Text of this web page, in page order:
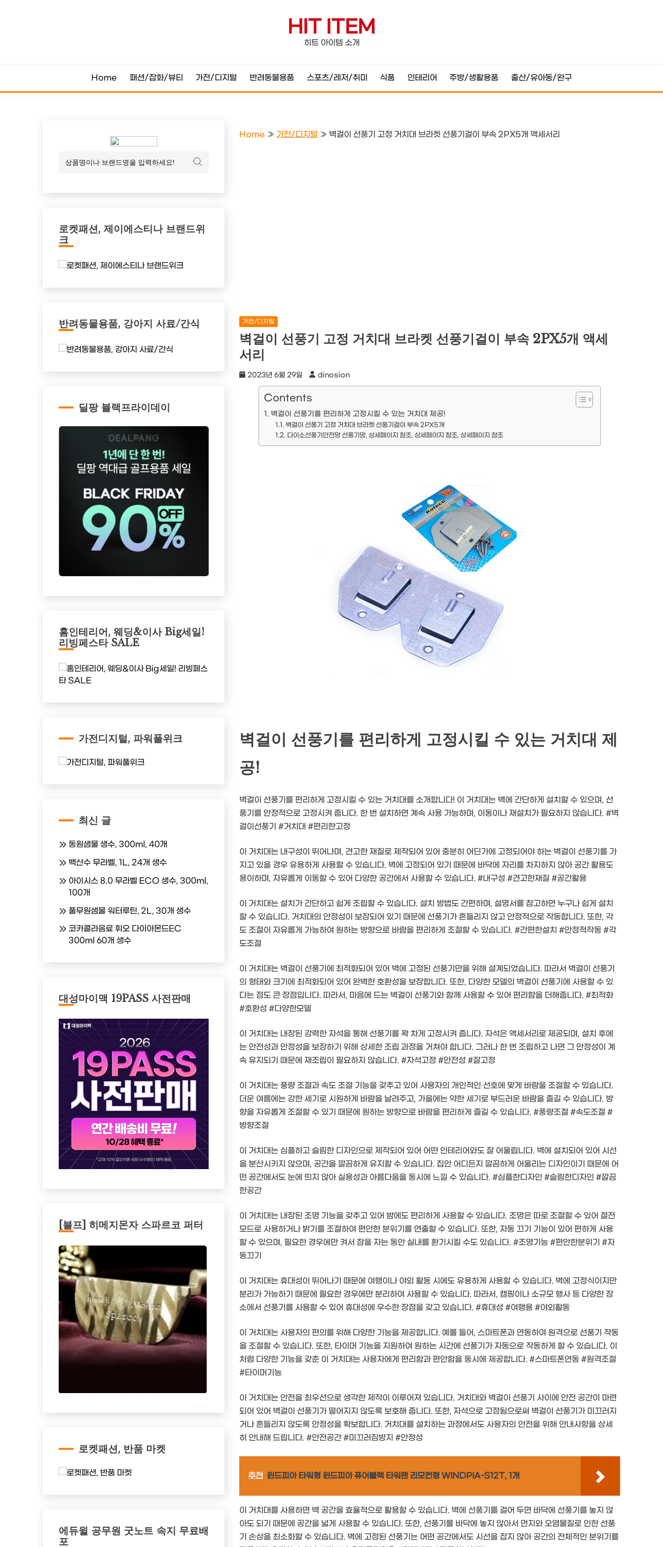
HIT ITEM
히트 아이템 소개
Home 패션/잡화/뷰티 가전/디지털 반려동물용품 스포츠/레저/취미 식품 인테리어 주방/생활용품 출산/유아동/완구
Home » 가전/디지털 » 벽걸이 선풍기 고정 거치대 브라켓 선풍기걸이 부속 2PX5개 액세서리
가전/디지털
벽걸이 선풍기 고정 거치대 브라켓 선풍기걸이 부속 2PX5개 액세
서리
2023년 6월 29일 dinosion
Contents
벽걸이 선풍기를 편리하게 고정시킬 수 있는 거치대 제공!
벽걸이 선풍기 고정 거치대 브라켓 선풍기걸이 부속 2PX5개
다이소선풍기안전망 선풍기망, 상세페이지 참조, 상세페이지 참조, 상세페이지 참조
벽걸이 선풍기를 편리하게 고정시킬 수 있는 거치대 제
공!
벽걸이 선풍기를 편리하게 고정시킬 수 있는 거치대를 소개합니다! 이 거치대는 벽에 간단하게 설치할 수 있으며, 선
풍기를 안정적으로 고정시켜 줍니다. 한 번 설치하면 계속 사용 가능하며, 이동이나 재설치가 필요하지 않습니다. #벽
걸이선풍기 #거치대 #편리한고정
이 거치대는 내구성이 뛰어나며, 견고한 재질로 제작되어 있어 충분히 어딘가에 고정되어야 하는 벽걸이 선풍기를 가
지고 있을 경우 유용하게 사용할 수 있습니다. 벽에 고정되어 있기 때문에 바닥에 자리를 차지하지 않아 공간 활용도
용이하며, 자유롭게 이동할 수 있어 다양한 공간에서 사용할 수 있습니다. #내구성 #견고한재질 #공간활용
이 거치대는 설치가 간단하고 쉽게 조립할 수 있습니다. 설치 방법도 간편하며, 설명서를 참고하면 누구나 쉽게 설치
할 수 있습니다. 거치대의 안정성이 보장되어 있기 때문에 선풍기가 흔들리지 않고 안정적으로 작동합니다. 또한, 각
도 조절이 자유롭게 가능하여 원하는 방향으로 바람을 편리하게 조절할 수 있습니다. #간편한설치 #안정적작동 #각
도조절
이 거치대는 벽걸이 선풍기에 최적화되어 있어 벽에 고정된 선풍기만을 위해 설계되었습니다. 따라서 벽걸이 선풍기
의 형태와 크기에 최적화되어 있어 완벽한 호환성을 보장합니다. 또한, 다양한 모델의 벽걸이 선풍기에 사용할 수 있
다는 점도 큰 장점입니다. 따라서, 마음에 드는 벽걸이 선풍기와 함께 사용할 수 있어 편리함을 더해줍니다. #최적화
#호환성 #다양한모델
이 거치대는 내장된 강력한 자석을 통해 선풍기를 꽉 차게 고정시켜 줍니다. 자석은 액세서리로 제공되며, 설치 후에
는 안전성과 안정성을 보장하기 위해 상세한 조립 과정을 거쳐야 합니다. 그러나 한 번 조립하고 나면 그 안정성이 계
속 유지되기 때문에 재조립이 필요하지 않습니다. #자석고정 #안전성 #잘고정
이 거치대는 풍량 조절과 속도 조절 기능을 갖추고 있어 사용자의 개인적인 선호에 맞게 바람을 조절할 수 있습니다.
더운 여름에는 강한 세기로 시원하게 바람을 날려주고, 가을에는 약한 세기로 부드러운 바람을 즐길 수 있습니다. 방
향을 자유롭게 조절할 수 있기 때문에 원하는 방향으로 바람을 편리하게 즐길 수 있습니다. #풍량조절 #속도조절 #
방향조절
이 거치대는 심플하고 슬림한 디자인으로 제작되어 있어 어떤 인테리어와도 잘 어울립니다. 벽에 설치되어 있어 시선
을 분산시키지 않으며, 공간을 깔끔하게 유지할 수 있습니다. 집안 어디든지 깔끔하게 어울리는 디자인이기 때문에 어
떤 공간에서도 눈에 띄지 않아 실용성과 아름다움을 동시에 느낄 수 있습니다. #심플한디자인 #슬림한디자인 #깔끔
한공간
이 거치대는 내장된 조명 기능을 갖추고 있어 밤에도 편리하게 사용할 수 있습니다. 조명은 따로 조절할 수 있어 절전
모드로 사용하거나 밝기를 조절하여 편안한 분위기를 연출할 수 있습니다. 또한, 자동 끄기 기능이 있어 편하게 사용
할 수 있으며, 필요한 경우에만 켜서 잠을 자는 동안 실내를 환기시킬 수도 있습니다. #조명기능 #편안한분위기 #자
동끄기
이 거치대는 휴대성이 뛰어나기 때문에 여행이나 야외 활동 시에도 유용하게 사용할 수 있습니다. 벽에 고정식이지만
분리가 가능하기 때문에 필요한 경우에만 분리하여 사용할 수 있습니다. 따라서, 캠핑이나 소규모 행사 등 다양한 장
소에서 선풍기를 사용할 수 있어 휴대성에 우수한 장점을 갖고 있습니다. #휴대성 #여행용 #야외활동
이 거치대는 사용자의 편의를 위해 다양한 기능을 제공합니다. 예를 들어, 스마트폰과 연동하여 원격으로 선풍기 작동
을 조절할 수 있습니다. 또한, 타이머 기능을 지원하여 원하는 시간에 선풍기가 자동으로 작동하게 할 수 있습니다. 이
처럼 다양한 기능을 갖춘 이 거치대는 사용자에게 편리함과 편안함을 동시에 제공합니다. #스마트폰연동 #원격조절
#타이머기능
이 거치대는 안전을 최우선으로 생각한 제작이 이루어져 있습니다. 거치대와 벽걸이 선풍기 사이에 안전 공간이 마련
되어 있어 벽걸이 선풍기가 떨어지지 않도록 보호해 줍니다. 또한, 자석으로 고정됨으로써 벽걸이 선풍기가 미끄러지
거나 흔들리지 않도록 안정성을 확보합니다. 거치대를 설치하는 과정에서도 사용자의 안전을 위해 안내사항을 상세
히 안내해 드립니다. #안전공간 #미끄러짐방지 #안정성
추천 윈드피아 타워형 윈드피아 퓨어블랙 타워팬 리모컨형 WINDPIA-S12T, 1개
이 거치대를 사용하면 벽 공간을 효율적으로 활용할 수 있습니다. 벽에 선풍기를 걸어 두면 바닥에 선풍기를 놓지 않
아도 되기 때문에 공간을 넓게 사용할 수 있습니다. 또한, 선풍기를 바닥에 놓지 않아서 먼지와 오염물질로 인한 선풍
기 손상을 최소화할 수 있습니다. 벽에 고정된 선풍기는 어떤 공간에서도 시선을 잡지 않아 공간의 전체적인 분위기를
로켓패션, 제이에스티나 브랜드위
크
반려동물용품, 강아지 사료/간식
딜팡 블랙프라이데이
홈인테리어, 웨딩&이사 Big세일!
리빙페스타 SALE
가전디지털, 파워풀위크
최신 글
동원샘물 생수, 300ml, 40개
백산수 무라벨, 1L, 24개 생수
아이시스 8.0 무라벨 ECO 생수, 300ml,
100개
풀무원샘물 워터루틴, 2L, 30개 생수
코카콜라음료 휘오 다이아몬드EC
300ml 60개 생수
대성마이맥 19PASS 사전판매
[블프] 히메지몬자 스파르코 퍼터
로켓패션, 반품 마켓
에듀윌 공무원 굿노트 속지 무료배
포